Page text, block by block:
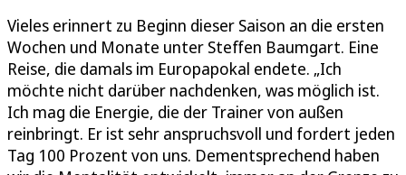
Vieles erinnert zu Beginn dieser Saison an die ersten
Wochen und Monate unter Steffen Baumgart. Eine
Reise, die damals im Europapokal endete. „Ich
möchte nicht darüber nachdenken, was möglich ist.
Ich mag die Energie, die der Trainer von außen
reinbringt. Er ist sehr anspruchsvoll und fordert jeden
Tag 100 Prozent von uns. Dementsprechend haben